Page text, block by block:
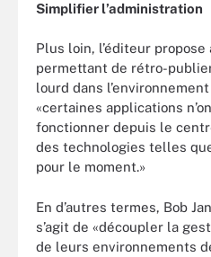
Simplifier l’administration
Plus loin, l’éditeur
permettant de rétro-
lourd dans
«certaines applications
fonctionner depuis le
des technologies telles
pour le moment.»
En d’autres termes, Bob
s’agit de «découpler la
de leurs environnements